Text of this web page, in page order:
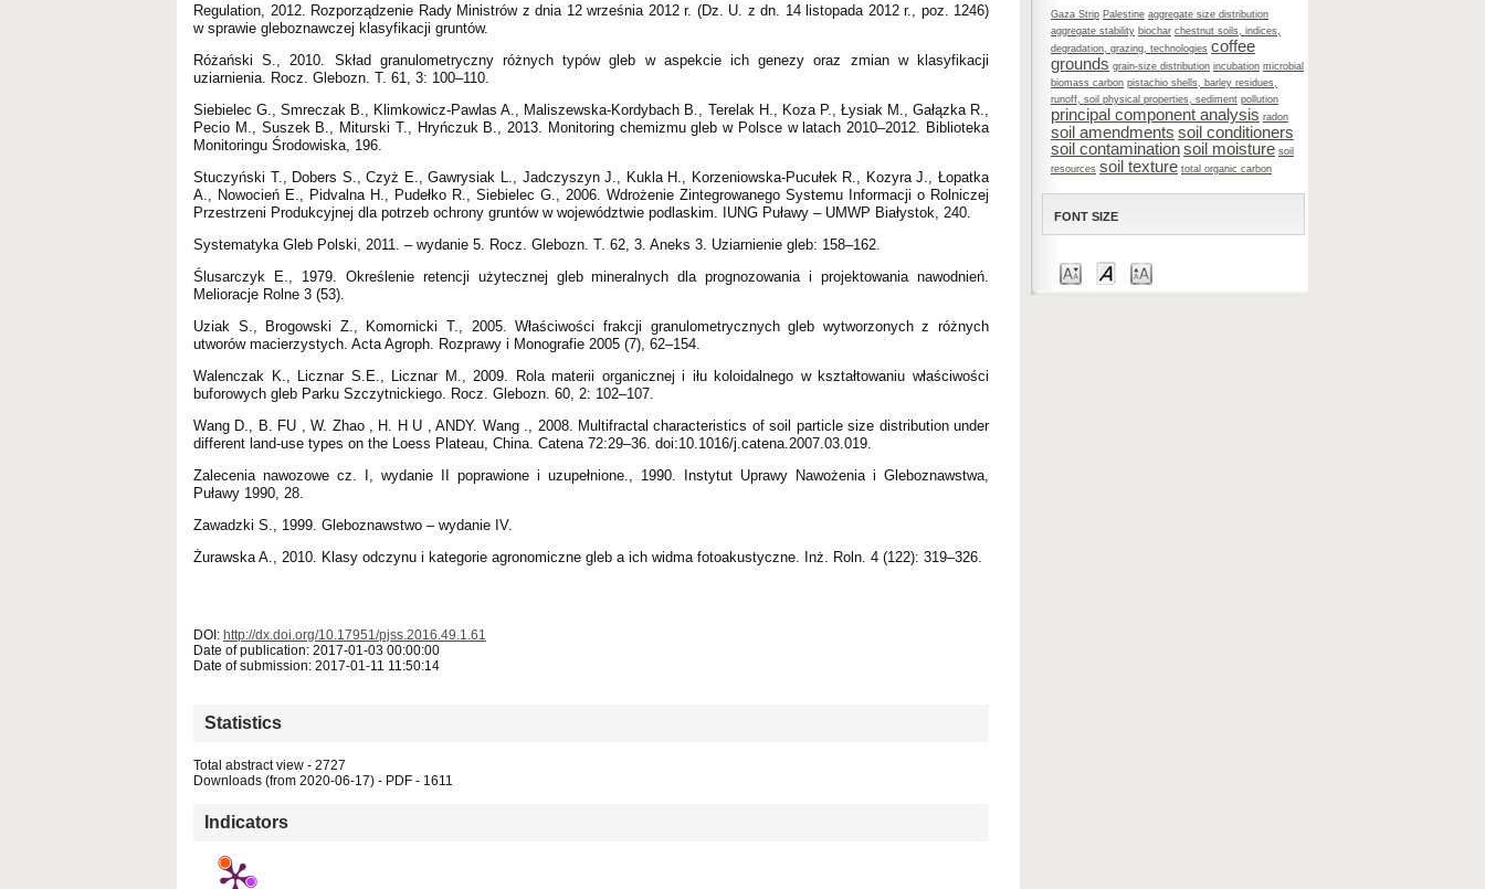
Gaza Strip Palestine aggregate size distribution
aggregate stability biochar chestnut soils, indices,
degradation, grazing, technologies coffee
grounds grain-size distribution incubation microbial
biomass carbon pistachio shells, barley residues,
runoff, soil physical properties, sediment pollution
principal component analysis radon
soil amendments soil conditioners
soil contaminationsoil moisture soil
resources soil texture total organic carbon
FONT SIZE
Regulation, 2012. Rozporządzenie Rady Ministrów z dnia 12 września 2012 r. (Dz. U. z dn. 14 listopada 2012 r., poz. 1246)
w sprawie gleboznawczej klasyfikacji gruntów.
Różański S., 2010. Skład granulometryczny różnych typów gleb w aspekcie ich genezy oraz zmian w klasyfikacji
uziarnienia. Rocz. Glebozn. T. 61, 3: 100–110.
Siebielec G., Smreczak B., Klimkowicz-Pawlas A., Maliszewska-Kordybach B., Terelak H., Koza P., Łysiak M., Gałązka R.,
Pecio M., Suszek B., Miturski T., Hryńczuk B., 2013. Monitoring chemizmu gleb w Polsce w latach 2010–2012. Biblioteka
Monitoringu Środowiska, 196.
Stuczyński T., Dobers S., Czyż E., Gawrysiak L., Jadczyszyn J., Kukla H., Korzeniowska-Pucułek R., Kozyra J., Łopatka
A., Nowocień E., Pidvalna H., Pudełko R., Siebielec G., 2006. Wdrożenie Zintegrowanego Systemu Informacji o Rolniczej
Przestrzeni Produkcyjnej dla potrzeb ochrony gruntów w województwie podlaskim. IUNG Puławy – UMWP Białystok, 240.
Systematyka Gleb Polski, 2011. – wydanie 5. Rocz. Glebozn. T. 62, 3. Aneks 3. Uziarnienie gleb: 158–162.
Ślusarczyk E., 1979. Określenie retencji użytecznej gleb mineralnych dla prognozowania i projektowania nawodnień.
Melioracje Rolne 3 (53).
Uziak S., Brogowski Z., Komornicki T., 2005. Właściwości frakcji granulometrycznych gleb wytworzonych z różnych
utworów macierzystych. Acta Agroph. Rozprawy i Monografie 2005 (7), 62–154.
Walenczak K., Licznar S.E., Licznar M., 2009. Rola materii organicznej i iłu koloidalnego w kształtowaniu właściwości
buforowych gleb Parku Szczytnickiego. Rocz. Glebozn. 60, 2: 102–107.
Wang D., B. FU , W. Zhao , H. H U , ANDY. Wang ., 2008. Multifractal characteristics of soil particle size distribution under
different land-use types on the Loess Plateau, China. Catena 72:29–36. doi:10.1016/j.catena.2007.03.019.
Zalecenia nawozowe cz. I, wydanie II poprawione i uzupełnione., 1990. Instytut Uprawy Nawożenia i Gleboznawstwa,
Puławy 1990, 28.
Zawadzki S., 1999. Gleboznawstwo – wydanie IV.
Żurawska A., 2010. Klasy odczynu i kategorie agronomiczne gleb a ich widma fotoakustyczne. Inż. Roln. 4 (122): 319–326.
DOI: http://dx.doi.org/10.17951/pjss.2016.49.1.61
Date of publication: 2017-01-03 00:00:00
Date of submission: 2017-01-11 11:50:14
Statistics
Total abstract view - 2727
Downloads (from 2020-06-17) - PDF - 1611
Indicators